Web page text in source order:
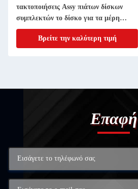
τακτοποιήσεις Assy πιάτων δίσκων
συμπλεκτών το δίσκο για τα μέρη
μηχανημάτων γεωργίας 11 ίντσα 20
ΑΥΛΑΚΩΝΩΒρείτε την καλύτερη τιμή
Επαφή